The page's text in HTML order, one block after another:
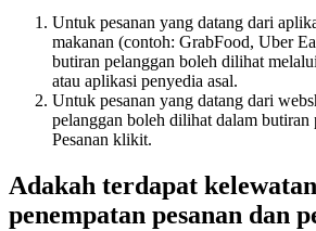
Untuk pesanan yang datang dari
makanan (contoh: GrabFood, Uber
butiran pelanggan boleh dilihat
atau aplikasi penyedia asal.
Untuk pesanan yang datang dari
pelanggan boleh dilihat dalam butiran
Pesanan klikit.
Adakah terdapat
penempatan pesanan dan